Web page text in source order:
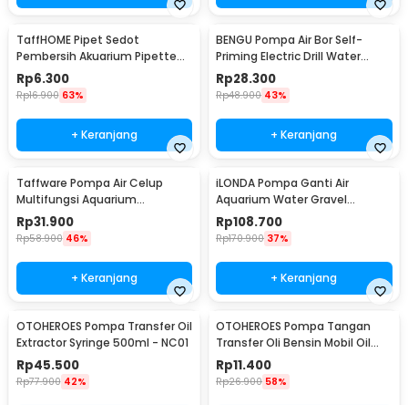
TaffHOME Pipet Sedot
Pembersih Akuarium Pipette
Siphone Pump 30ml - NC03
Rp6.300
Rp16.900 63%
+ Keranjang
BENGU Pompa Air Bor Self-
Priming Electric Drill Water
Pump - JET101
Rp28.300
Rp48.900 43%
+ Keranjang
Taffware Pompa Air Celup
Multifungsi Aquarium
Submersible Pump 9V 3W -
1020
Rp31.900
Rp58.900 46%
+ Keranjang
iLONDA Pompa Ganti Air
Aquarium Water Gravel
Cleaner Pump 520L/H - L68
Rp108.700
Rp170.900 37%
+ Keranjang
OTOHEROES Pompa Transfer Oil
Extractor Syringe 500ml - NC01
Rp45.500
Rp77.900 42%
OTOHEROES Pompa Tangan
Transfer Oli Bensin Mobil Oil
Extractor Selang 1M - NC02
Rp11.400
Rp26.900 58%